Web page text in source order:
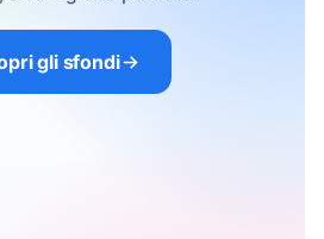
gli sfondi